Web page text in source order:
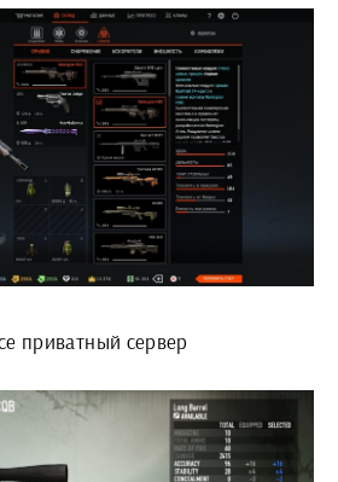
приватный сервер